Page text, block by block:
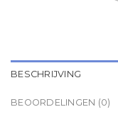
BESCHRIJVING
BEOORDELINGEN (0)